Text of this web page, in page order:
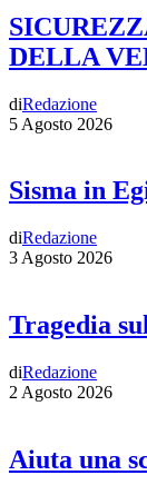
DELLA
diRedazione
5 Agosto 2026
Sisma in
diRedazione
3 Agosto 2026
Tragedia
diRedazione
2 Agosto 2026
Aiuta una